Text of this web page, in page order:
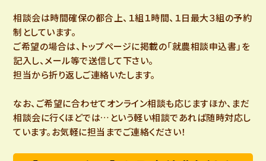
相談会は時間確保の都合上、１組１時間、１日最大３組の予約
制としています。
ご希望の場合は、トップページに掲載の「就農相談申込書」を
記入し、メール等で送信して下さい。
担当から折り返しご連絡いたします。
なお、ご希望に合わせてオンライン相談も応じますほか、まだ
相談会に行くほどでは…という軽い相談であれば随時対応し
ています。お気軽に担当までご連絡ください！